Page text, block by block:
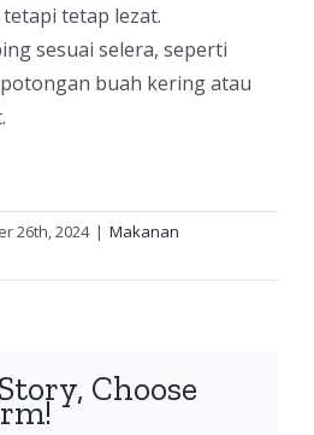
tetap lezat.
sesuai selera, seperti
buah kering atau
26th, 2024 | Makanan
Choose